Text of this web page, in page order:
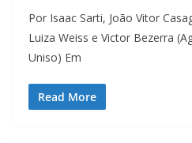
Por Isaac Sarti, João Vitor
Luiza Weiss e Victor Bezerra
Uniso) Em
Read More